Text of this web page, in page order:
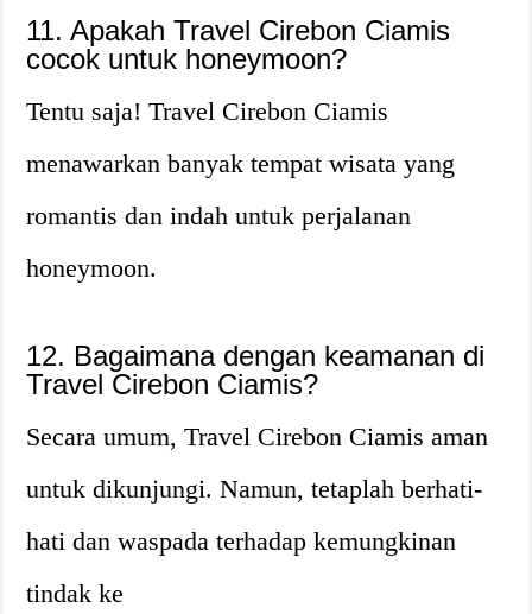
11. Apakah Travel Cirebon Ciamis
cocok untuk honeymoon?
Tentu saja! Travel Cirebon Ciamis
menawarkan banyak tempat wisata yang
romantis dan indah untuk perjalanan
honeymoon.
12. Bagaimana dengan keamanan di
Travel Cirebon Ciamis?
Secara umum, Travel Cirebon Ciamis aman
untuk dikunjungi. Namun, tetaplah berhati-
hati dan waspada terhadap kemungkinan
tindak ke